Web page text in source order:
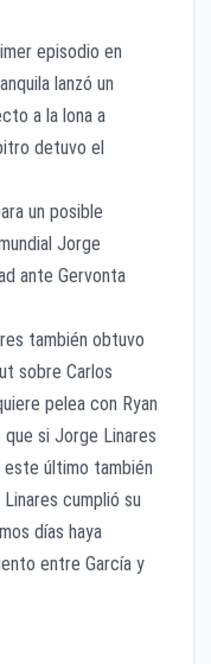
episodio en
lanzó un
a la lona a
detuvo el
un posible
Jorge
ante Gervonta
también obtuvo
sobre Carlos
pelea con Ryan
que si Jorge Linares
este último también
cumplió su
días haya
entre García y